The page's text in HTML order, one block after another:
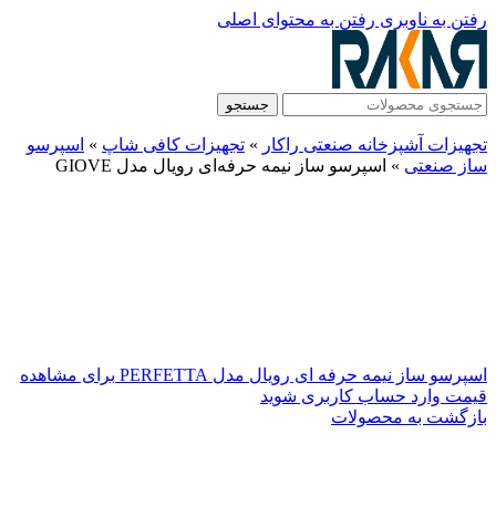
رفتن به ناوبری رفتن به محتوای اصلی
جستجو
تجهیزات آشپزخانه صنعتی راکار » تجهیزات کافی شاپ » اسپرسو
ساز صنعتی » اسپرسو ساز نیمه حرفه‌ای رویال مدل GIOVE
اسپرسو ساز نیمه حرفه‌ ای رویال مدل PERFETTA
برای مشاهده
قیمت وارد حساب کاربری شوید
بازگشت به محصولات